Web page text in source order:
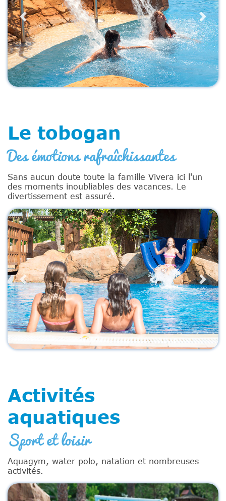
Previous Next
Le tobogan
Des émotions rafraîchissantes
Sans aucun doute toute la famille Vivera ici l'un
des moments inoubliables des vacances. Le
divertissement est assuré.
Previous Next
Activités
aquatiques
Sport et loisir
Aquagym, water polo, natation et nombreuses
activités.